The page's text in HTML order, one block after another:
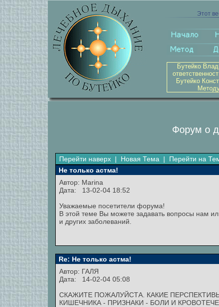
Этот
Бутейко
Бутейко
Форум о
Перейти наверх | Новая Тема | Перейти на
Не только астма!
Автор: Marina
Дата: 13-02-04 18:52
Уважаемые посетители форума!
В этой теме Вы можете задавать вопросы нам
и других заболеваний.
Re: Не только астма!
Автор: ГАЛЯ
Дата: 14-02-04 05:08
СКАЖИТЕ ПОЖАЛУЙСТА. КАКИЕ
КИШЕЧНИКА - ПРИЗНАКИ - БОЛИ И